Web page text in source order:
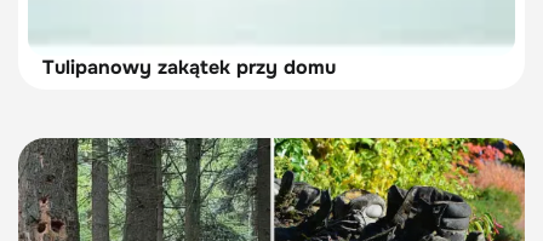
Tulipanowy zakątek przy domu